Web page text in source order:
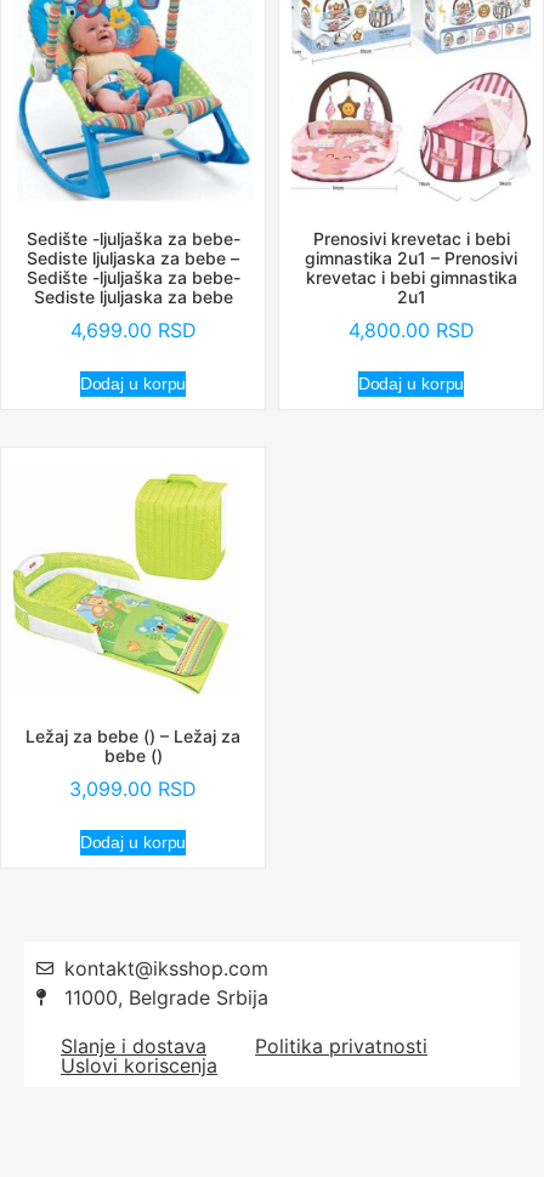
Sedište -ljuljaška za bebe-
Sediste ljuljaska za bebe –
Sedište -ljuljaška za bebe-
Sediste ljuljaska za bebe
4,699.00 RSD
Dodaj u korpu
Prenosivi krevetac i bebi
gimnastika 2u1 – Prenosivi
krevetac i bebi gimnastika
2u1
4,800.00 RSD
Dodaj u korpu
Ležaj za bebe () – Ležaj za
bebe ()
3,099.00 RSD
Dodaj u korpu
kontakt@iksshop.com
11000, Belgrade Srbija
Slanje i dostava
Politika privatnosti
Uslovi koriscenja